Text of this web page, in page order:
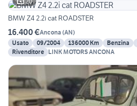
BMW Z4 2.2i cat ROADSTER
16.400 €Ancona (AN)
Usato
09/2004 136000 Km Benzina
Rivenditore LINK MOTORS ANCONA